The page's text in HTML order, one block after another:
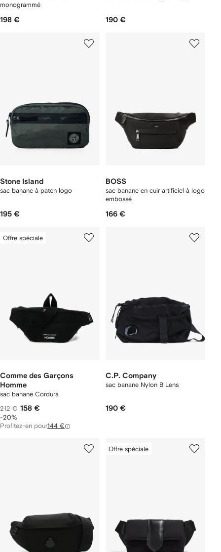
monogrammé
198 € 190 €
Stone Island
sac banane à patch logo
195 €
BOSS
sac banane en cuir artificiel à logo
embossé
166 €
Offre spéciale
Comme des Garçons
Homme
sac banane Cordura
212 € 158 €
-20%
Profitez-en pour144 €
C.P. Company
sac banane Nylon B Lens
190 €
Offre spéciale